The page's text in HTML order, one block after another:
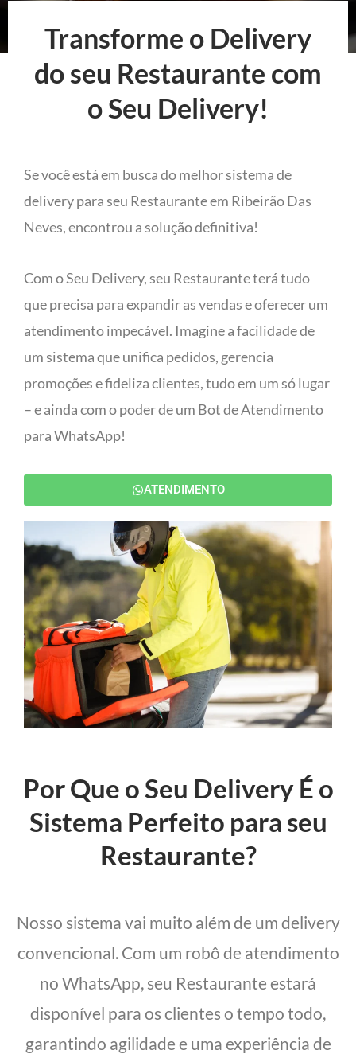
Transforme o Delivery
do seu Restaurante com
o Seu Delivery!
Se você está em busca do melhor sistema de
delivery para seu Restaurante em Ribeirão Das
Neves, encontrou a solução definitiva!
Com o Seu Delivery, seu Restaurante terá tudo
que precisa para expandir as vendas e oferecer um
atendimento impecável. Imagine a facilidade de
um sistema que unifica pedidos, gerencia
promoções e fideliza clientes, tudo em um só lugar
– e ainda com o poder de um Bot de Atendimento
para WhatsApp!
ATENDIMENTO
Por Que o Seu Delivery É o
Sistema Perfeito para seu
Restaurante?
Nosso sistema vai muito além de um delivery
convencional. Com um robô de atendimento
no WhatsApp, seu Restaurante estará
disponível para os clientes o tempo todo,
garantindo agilidade e uma experiência de